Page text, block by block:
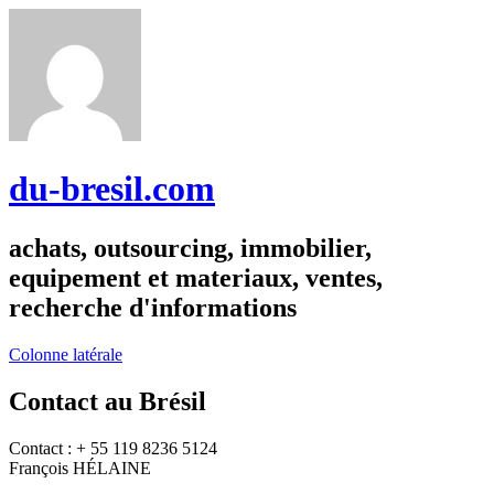
du-bresil.com
achats, outsourcing, immobilier,
equipement et materiaux, ventes,
recherche d'informations
Colonne latérale
Contact au Brésil
Contact : + 55 119 8236 5124
François HÉLAINE